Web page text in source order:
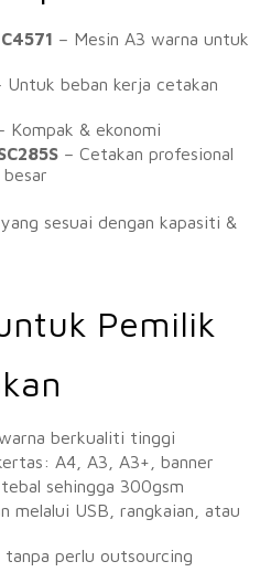
– Mesin A3 warna untuk
Untuk beban kerja cetakan
Kompak & ekonomi
– Cetakan profesional
sesuai dengan kapasiti &
Pemilik
berkualiti tinggi
A4, A3, A3+, banner
sehingga 300gsm
melalui USB, rangkaian, atau
tanpa perlu outsourcing